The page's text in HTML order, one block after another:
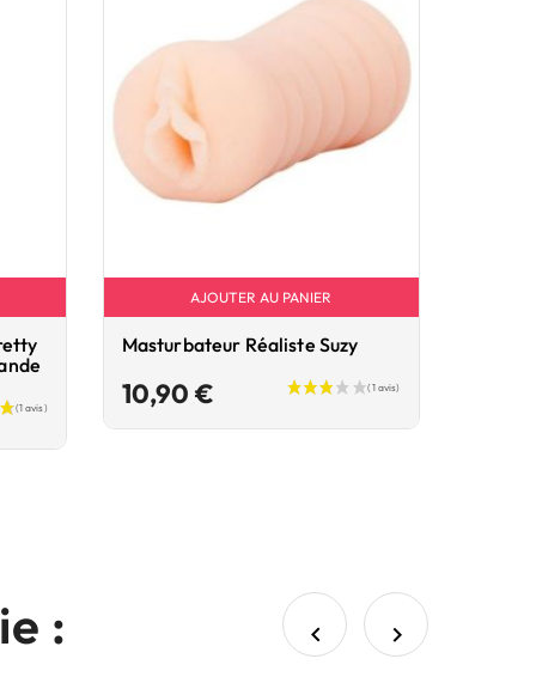
AJOUTER AU PANIER
Masturbateur Réaliste Suzy
10,90 €Prix
:  